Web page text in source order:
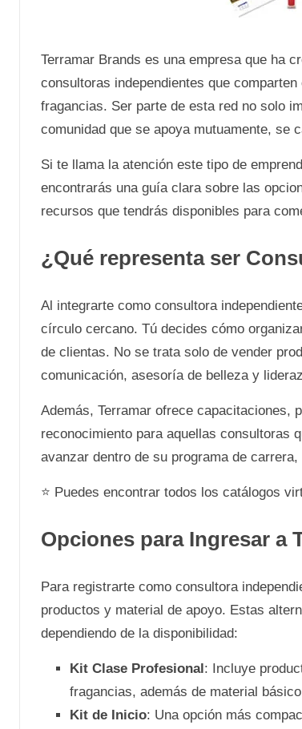
Terramar Brands es una empresa que ha
consultoras independientes que
fragancias. Ser parte de esta red no solo
comunidad que se apoya mutuamente, se
Si te llama la atención este tipo de
encontrarás una guía clara sobre las
recursos que tendrás disponibles para
¿Qué representa ser
Al integrarte como consultora
círculo cercano. Tú decides cómo
de clientas. No se trata solo de vender
comunicación, asesoría de belleza y
Además, Terramar ofrece capacitaciones,
reconocimiento para aquellas consultoras
avanzar dentro de su programa de
⭐ Puedes encontrar todos los catálogos
Opciones para Ingresar a
Para registrarte como consultora
productos y material de apoyo. Estas
dependiendo de la disponibilidad:
Kit Clase Profesional: Incluye
fragancias, además de material
Kit de Inicio: Una opción más